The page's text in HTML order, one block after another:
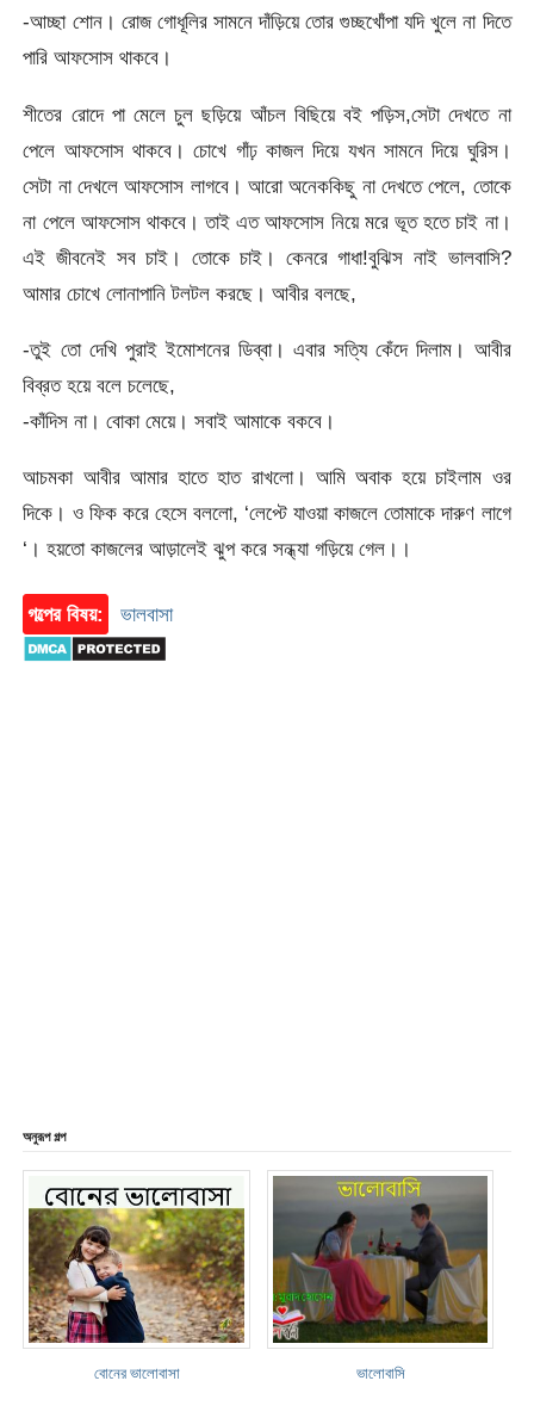
-আচ্ছা শোন। রোজ গোধূলির সামনে দাঁড়িয়ে তোর গুচ্ছখোঁপা যদি খুলে না দিতে
পারি আফসোস থাকবে।
শীতের রোদে পা মেলে চুল ছড়িয়ে আঁচল বিছিয়ে বই পড়িস,সেটা দেখতে না
পেলে আফসোস থাকবে। চোখে গাঁঢ় কাজল দিয়ে যখন সামনে দিয়ে ঘুরিস।
সেটা না দেখলে আফসোস লাগবে। আরো অনেককিছু না দেখতে পেলে, তোকে
না পেলে আফসোস থাকবে। তাই এত আফসোস নিয়ে মরে ভূত হতে চাই না।
এই জীবনেই সব চাই। তোকে চাই। কেনরে গাধা!বুঝিস নাই ভালবাসি?
আমার চোখে লোনাপানি টলটল করছে। আবীর বলছে,
-তুই তো দেখি পুরাই ইমোশনের ডিব্বা। এবার সত্যি কেঁদে দিলাম। আবীর
বিব্রত হয়ে বলে চলেছে,
-কাঁদিস না। বোকা মেয়ে। সবাই আমাকে বকবে।
আচমকা আবীর আমার হাতে হাত রাখলো। আমি অবাক হয়ে চাইলাম ওর
দিকে। ও ফিক করে হেসে বললো, ‘লেপ্টে যাওয়া কাজলে তোমাকে দারুণ লাগে
‘। হয়তো কাজলের আড়ালেই ঝুপ করে সন্ধ্যা গড়িয়ে গেল।।
গল্পের বিষয়: ভালবাসা
অনুরূপ গল্প
বোনের ভালোবাসা ভালোবাসি